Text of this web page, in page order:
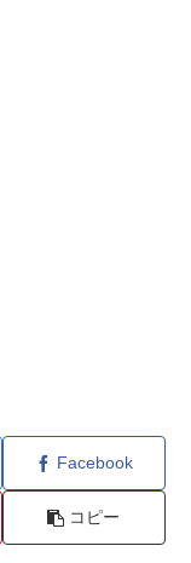
Facebook
コピー